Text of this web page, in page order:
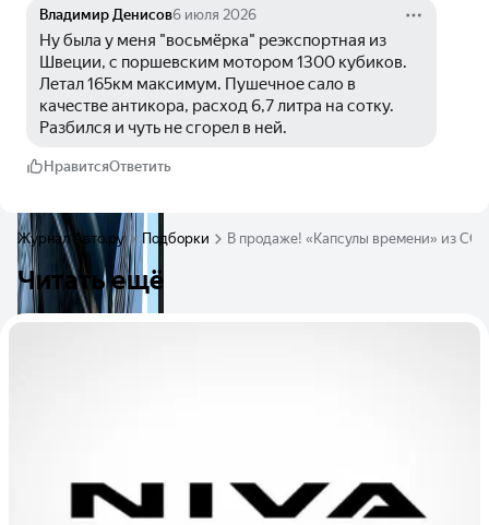
Владимир Денисов6 июля 2026
Ну была у меня "восьмёрка" реэкспортная из
Швеции, с поршевским мотором 1300 кубиков.
Летал 165км максимум. Пушечное сало в
качестве антикора, расход 6,7 литра на сотку.
Разбился и чуть не сгорел в ней.
НравитсяОтветить
Журнал Авто.ру Подборки В продаже! «Капсулы времени» из
Читать ещё